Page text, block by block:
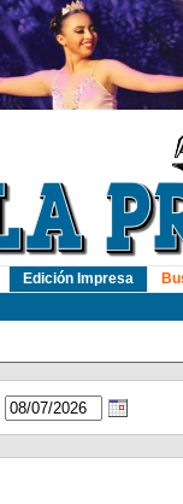
Edición Impresa